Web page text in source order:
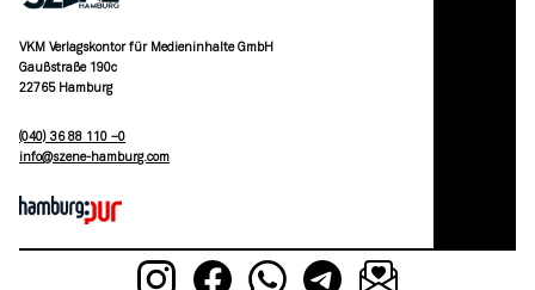
VKM Verlagskontor für Medieninhalte GmbH
Gaußstraße 190c
22765 Hamburg
(040) 36 88 110 –0
moc.grubmah-enezs@ofni